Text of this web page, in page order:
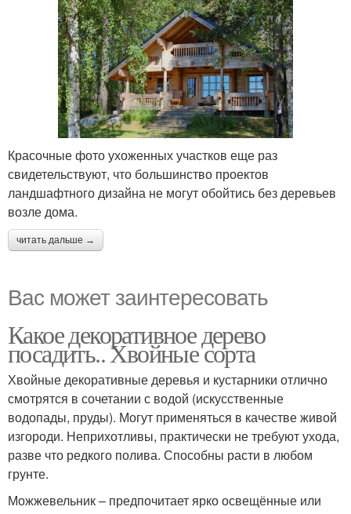
Красочные фото ухоженных участков еще раз
свидетельствуют, что большинство проектов
ландшафтного дизайна не могут обойтись без деревьев
возле дома.
читать дальше →
Вас может заинтересовать
Какое декоративное дерево
посадить.. Хвойные сорта
Хвойные декоративные деревья и кустарники отлично
смотрятся в сочетании с водой (искусственные
водопады, пруды). Могут применяться в качестве живой
изгороди. Неприхотливы, практически не требуют ухода,
разве что редкого полива. Способны расти в любом
грунте.
Можжевельник – предпочитает ярко освещённые или